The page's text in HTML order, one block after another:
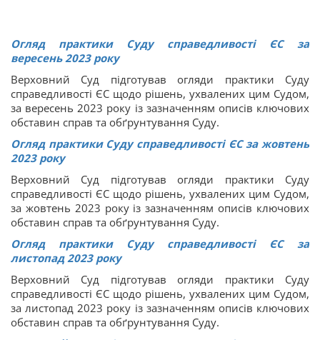
Огляд практики Суду справедливості ЄС за
вересень 2023 року
Верховний Суд підготував огляди практики Суду
справедливості ЄС щодо рішень, ухвалених цим Судом,
за вересень 2023 року із зазначенням описів ключових
обставин справ та обґрунтування Суду.
Огляд практики Суду справедливості ЄС за жовтень
2023 року
Верховний Суд підготував огляди практики Суду
справедливості ЄС щодо рішень, ухвалених цим Судом,
за жовтень 2023 року із зазначенням описів ключових
обставин справ та обґрунтування Суду.
Огляд практики Суду справедливості ЄС за
листопад 2023 року
Верховний Суд підготував огляди практики Суду
справедливості ЄС щодо рішень, ухвалених цим Судом,
за листопад 2023 року із зазначенням описів ключових
обставин справ та обґрунтування Суду.